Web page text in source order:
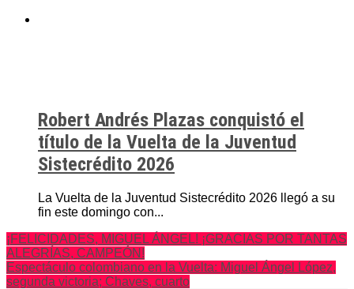
Robert Andrés Plazas conquistó el
título de la Vuelta de la Juventud
Sistecrédito 2026
La Vuelta de la Juventud Sistecrédito 2026 llegó a su
fin este domingo con...
¡FELICIDADES, MIGUEL ÁNGEL! ¡GRACIAS POR TANTAS
ALEGRÍAS, CAMPEÓN!
Espectáculo colombiano en la Vuelta: Miguel Ángel López,
segunda victoria; Chaves, cuarto